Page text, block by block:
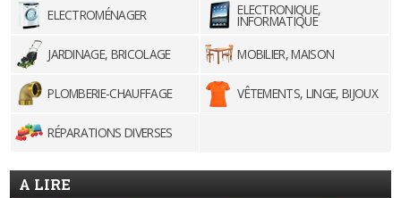
ELECTROMÉNAGER ELECTRONIQUE,
INFORMATIQUE
JARDINAGE, BRICOLAGE
MOBILIER, MAISON
PLOMBERIE-CHAUFFAGE VÊTEMENTS, LINGE, BIJOUX
RÉPARATIONS DIVERSES
A LIRE